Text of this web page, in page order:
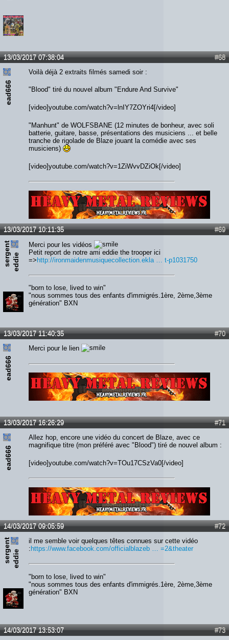
#68
13/03/2017 07:38:04
ead666
Voilà déjà 2 extraits filmés samedi soir :
"Blood" tiré du nouvel album "Endure And Survive"
[video]youtube.com/watch?v=lnIY7ZOYri4[/video]
"Manhunt" de WOLFSBANE (12 minutes de bonheur, avec soli
batterie, guitare, basse, présentations des musiciens ... et belle
tranche de rigolade de Blaze jouant la comédie avec ses
musiciens)
[video]youtube.com/watch?v=1ZiWvvDZiOk[/video]
Lien :http://heavymetalreviews.fr/
#69
13/03/2017 10:11:35
s
e
rg
e
n
t
e
d
d
ie
Merci pour les vidéos
Petit report de notre ami eddie the trooper ici
=>http://ironmaidenmusiquecollection.ekla … t-p1031750
"born to lose, lived to win"
"nous sommes tous des enfants d'immigrés.1ère, 2ème,3ème
génération" BXN
#70
13/03/2017 11:40:35
ead666
Merci pour le lien
#71
13/03/2017 16:26:29
ead666
Allez hop, encore une vidéo du concert de Blaze, avec ce
magnifique titre (mon préféré avec "Blood") tiré de nouvel album :
[video]youtube.com/watch?v=TOu17CSzVa0[/video]
Lien :http://heavymetalreviews.fr/
#72
14/03/2017 09:05:59
s
e
rg
e
n
t
e
d
d
ie
il me semble voir quelques têtes connues sur cette vidéo
:https://www.facebook.com/officialblazeb … =2&theater
"born to lose, lived to win"
"nous sommes tous des enfants d'immigrés.1ère, 2ème,3ème
génération" BXN
#73
14/03/2017 13:53:07